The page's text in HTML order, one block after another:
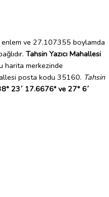
ve 27.107355 boylamda
Tahsin Yazıcı Mahallesi
harita merkezinde
posta kodu 35160. Tahsin
23´ 17.6676" ve 27° 6´